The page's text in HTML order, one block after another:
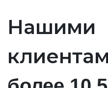
Нашими